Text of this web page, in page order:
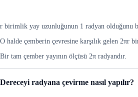
r birimlik yay uzunluğunun 1 radyan olduğunu
O halde çemberin çevresine karşılık gelen
Bir tam çember yayının ölçüsü 2π radyandır.
Dereceyi radyana çevirme nasıl yapılır?